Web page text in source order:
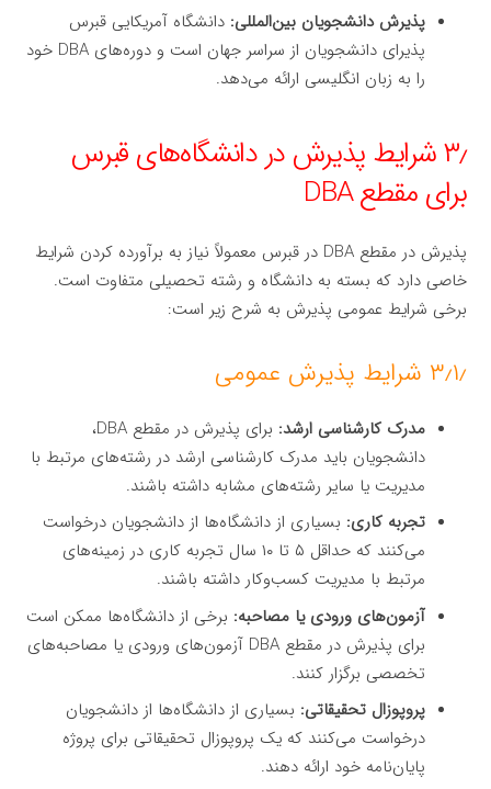
پذیرش دانشجویان بین‌المللی: دانشگاه آمریکایی قبرس
پذیرای دانشجویان از سراسر جهان است و دوره‌های DBA خود
را به زبان انگلیسی ارائه می‌دهد.
۳٫ شرایط پذیرش در دانشگاه‌های قبرس
برای مقطع DBA
پذیرش در مقطع DBA در قبرس معمولاً نیاز به برآورده کردن شرایط
خاصی دارد که بسته به دانشگاه و رشته تحصیلی متفاوت است.
برخی شرایط عمومی پذیرش به شرح زیر است:
۳٫۱٫ شرایط پذیرش عمومی
مدرک کارشناسی ارشد:
برای پذیرش در مقطع DBA،
دانشجویان باید مدرک کارشناسی ارشد در رشته‌های مرتبط با
مدیریت یا سایر رشته‌های مشابه داشته باشند.
تجربه کاری: بسیاری از دانشگاه‌ها از دانشجویان درخواست
می‌کنند که حداقل ۵ تا ۱۰ سال تجربه کاری در زمینه‌های
مرتبط با مدیریت کسب‌وکار داشته باشند.
آزمون‌های ورودی یا مصاحبه: برخی از دانشگاه‌ها ممکن است
برای پذیرش در مقطع DBA آزمون‌های ورودی یا مصاحبه‌های
تخصصی برگزار کنند.
پروپوزال تحقیقاتی: بسیاری از دانشگاه‌ها از دانشجویان
درخواست می‌کنند که یک پروپوزال تحقیقاتی برای پروژه
پایان‌نامه خود ارائه دهند.